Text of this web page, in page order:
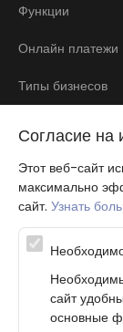
Согласие
Этот веб-сайт
максимально
сайт. Узнать
сайт
основные
Функции
Онлайн платежи
Типы бизнесов
Atbalsta
Projekta ietvaros
ļauj pakalpojumu
Projekta rezultātā ir